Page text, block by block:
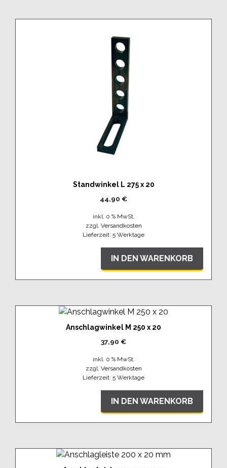
Standwinkel L 275 x 20
44,90 €
inkl. 0 % MwSt.
zzgl. Versandkosten
Lieferzeit: 5 Werktage
IN DEN WARENKORB
Anschlagwinkel M 250 x 20
37,90 €
inkl. 0 % MwSt.
zzgl. Versandkosten
Lieferzeit: 5 Werktage
IN DEN WARENKORB